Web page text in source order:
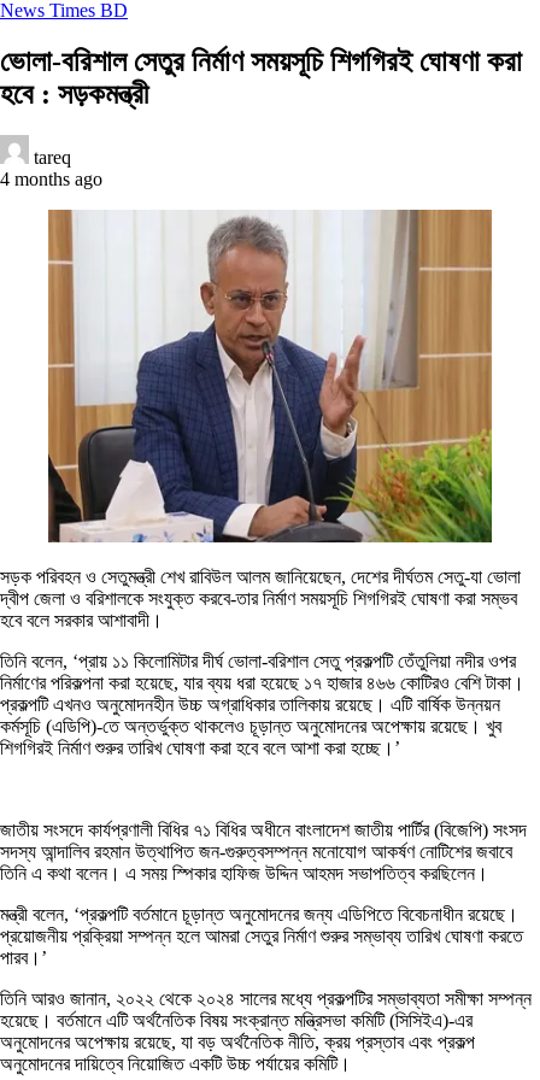
News Times BD
ভোলা-বরিশাল সেতুর নির্মাণ সময়সূচি শিগগিরই ঘোষণা করা
হবে : সড়কমন্ত্রী
tareq
4 months ago
সড়ক পরিবহন ও সেতুমন্ত্রী শেখ রাবিউল আলম জানিয়েছেন, দেশের দীর্ঘতম সেতু-যা ভোলা
দ্বীপ জেলা ও বরিশালকে সংযুক্ত করবে-তার নির্মাণ সময়সূচি শিগগিরই ঘোষণা করা সম্ভব
হবে বলে সরকার আশাবাদী।
তিনি বলেন, ‘প্রায় ১১ কিলোমিটার দীর্ঘ ভোলা-বরিশাল সেতু প্রকল্পটি তেঁতুলিয়া নদীর ওপর
নির্মাণের পরিকল্পনা করা হয়েছে, যার ব্যয় ধরা হয়েছে ১৭ হাজার ৪৬৬ কোটিরও বেশি টাকা।
প্রকল্পটি এখনও অনুমোদনহীন উচ্চ অগ্রাধিকার তালিকায় রয়েছে। এটি বার্ষিক উন্নয়ন
কর্মসূচি (এডিপি)-তে অন্তর্ভুক্ত থাকলেও চূড়ান্ত অনুমোদনের অপেক্ষায় রয়েছে। খুব
শিগগিরই নির্মাণ শুরুর তারিখ ঘোষণা করা হবে বলে আশা করা হচ্ছে।’
জাতীয় সংসদে কার্যপ্রণালী বিধির ৭১ বিধির অধীনে বাংলাদেশ জাতীয় পার্টির (বিজেপি) সংসদ
সদস্য আন্দালিব রহমান উত্থাপিত জন-গুরুত্বসম্পন্ন মনোযোগ আকর্ষণ নোটিশের জবাবে
তিনি এ কথা বলেন। এ সময় স্পিকার হাফিজ উদ্দিন আহমদ সভাপতিত্ব করছিলেন।
মন্ত্রী বলেন, ‘প্রকল্পটি বর্তমানে চূড়ান্ত অনুমোদনের জন্য এডিপিতে বিবেচনাধীন রয়েছে।
প্রয়োজনীয় প্রক্রিয়া সম্পন্ন হলে আমরা সেতুর নির্মাণ শুরুর সম্ভাব্য তারিখ ঘোষণা করতে
পারব।’
তিনি আরও জানান, ২০২২ থেকে ২০২৪ সালের মধ্যে প্রকল্পটির সম্ভাব্যতা সমীক্ষা সম্পন্ন
হয়েছে। বর্তমানে এটি অর্থনৈতিক বিষয় সংক্রান্ত মন্ত্রিসভা কমিটি (সিসিইএ)-এর
অনুমোদনের অপেক্ষায় রয়েছে, যা বড় অর্থনৈতিক নীতি, ক্রয় প্রস্তাব এবং প্রকল্প
অনুমোদনের দায়িত্বে নিয়োজিত একটি উচ্চ পর্যায়ের কমিটি।